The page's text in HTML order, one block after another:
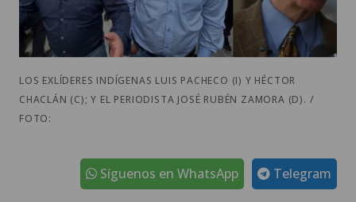
LOS EXLÍDERES INDÍGENAS LUIS PACHECO (I) Y HÉCTOR
CHACLÁN (C); Y EL PERIODISTA JOSÉ RUBÉN ZAMORA (D). /
FOTO:
Telegram
Síguenos en WhatsApp